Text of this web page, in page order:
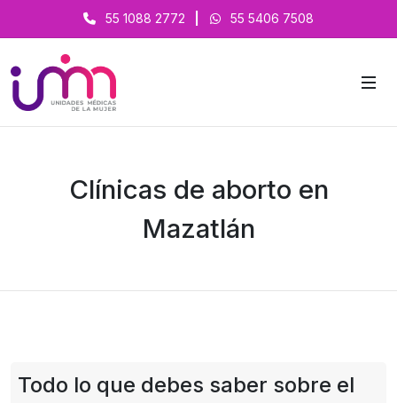
55 1088 2772 55 5406 7508
Clínicas de aborto en
Mazatlán
Todo lo que debes saber sobre el